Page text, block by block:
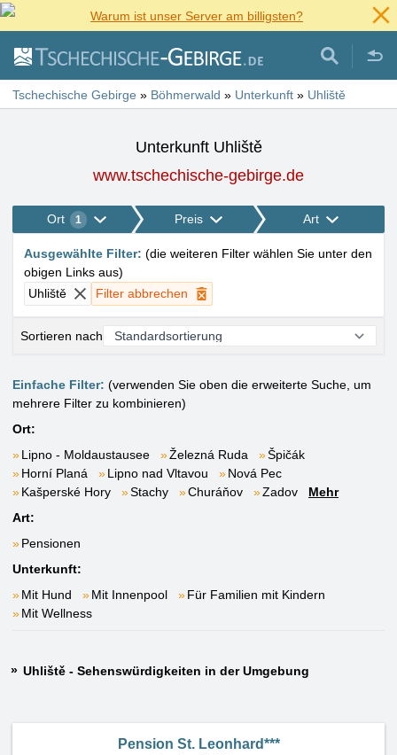
Warum ist unser Server am billigsten?
Tschechische Gebirge » Böhmerwald » Unterkunft » Uhliště
Unterkunft Uhliště
www.tschechische-gebirge.de
Ort 1 Preis Art
Ausgewählte Filter: (die weiteren Filter wählen Sie unter den
obigen Links aus)
Uhliště
Filter abbrechen
Sortieren nach
Einfache Filter: (verwenden Sie oben die erweiterte Suche, um
mehrere Filter zu kombinieren)
Ort:
Lipno - Moldaustausee
Železná Ruda
Špičák
Horní Planá
Lipno nad Vltavou
Nová Pec
Kašperské Hory
Stachy Churáňov Zadov
Mehr
Art:
Pensionen
Unterkunft:
Mit Hund
Mit Innenpool
Für Familien mit Kindern
Mit Wellness
Uhliště - Sehenswürdigkeiten in der Umgebung
Pension St. Leonhard***